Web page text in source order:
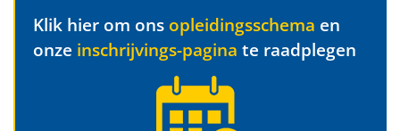
Klik hier om ons opleidingsschema en
onze inschrijvings-pagina te raadplegen